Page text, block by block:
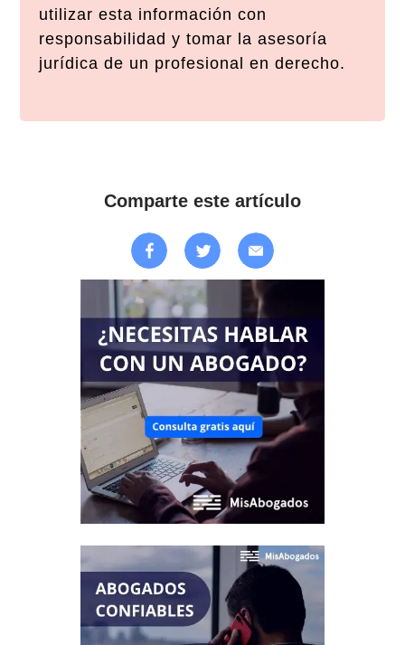
utilizar esta información con
responsabilidad y tomar la asesoría
jurídica de un profesional en derecho.
Comparte este artículo